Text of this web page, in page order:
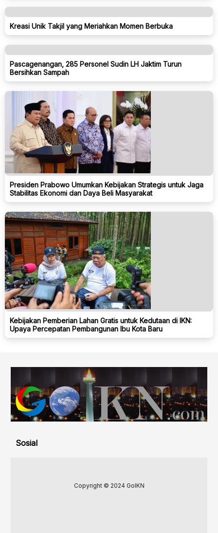
Kreasi Unik Takjil yang Meriahkan Momen Berbuka
Pascagenangan, 285 Personel Sudin LH Jaktim Turun
Bersihkan Sampah
Presiden Prabowo Umumkan Kebijakan Strategis untuk Jaga
Stabilitas Ekonomi dan Daya Beli Masyarakat
Kebijakan Pemberian Lahan Gratis untuk Kedutaan di IKN:
Upaya Percepatan Pembangunan Ibu Kota Baru
Sosial
Copyright © 2024 GoIKN